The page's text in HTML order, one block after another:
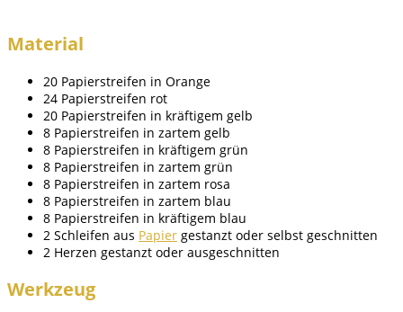
Material
20 Papierstreifen in Orange
24 Papierstreifen rot
20 Papierstreifen in kräftigem gelb
8 Papierstreifen in zartem gelb
8 Papierstreifen in kräftigem grün
8 Papierstreifen in zartem grün
8 Papierstreifen in zartem rosa
8 Papierstreifen in zartem blau
8 Papierstreifen in kräftigem blau
2 Schleifen aus Papier gestanzt oder selbst geschnitten
2 Herzen gestanzt oder ausgeschnitten
Werkzeug